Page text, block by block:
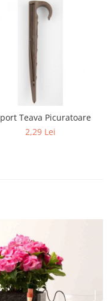
Teava Picuratoare
2,29 Lei